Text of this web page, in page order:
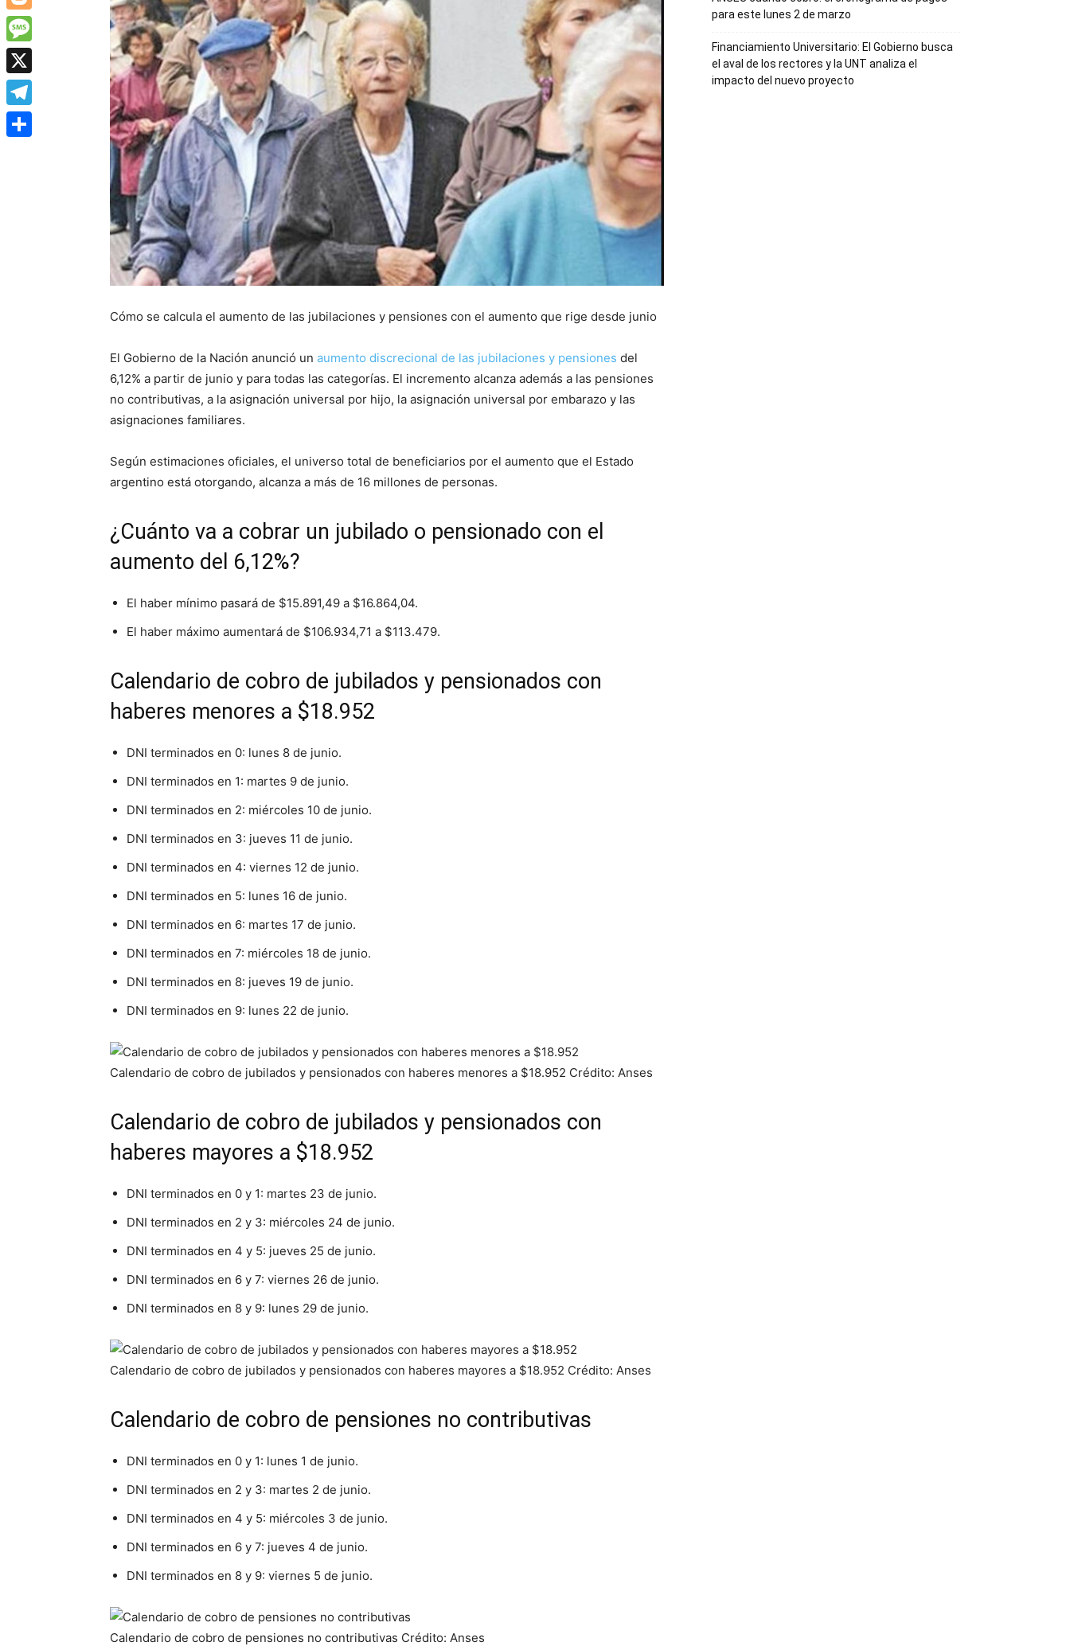
Cómo se calcula el aumento de las jubilaciones y pensiones con el aumento que rige desde junio
El Gobierno de la Nación anunció un aumento discrecional de las jubilaciones y pensiones del
6,12% a partir de junio y para todas las categorías. El incremento alcanza además a las pensiones
no contributivas, a la asignación universal por hijo, la asignación universal por embarazo y las
asignaciones familiares.
Según estimaciones oficiales, el universo total de beneficiarios por el aumento que el Estado
argentino está otorgando, alcanza a más de 16 millones de personas.
¿Cuánto va a cobrar un jubilado o pensionado con el
aumento del 6,12%?
El haber mínimo pasará de $15.891,49 a $16.864,04.
El haber máximo aumentará de $106.934,71 a $113.479.
Calendario de cobro de jubilados y pensionados con
haberes menores a $18.952
DNI terminados en 0: lunes 8 de junio.
DNI terminados en 1: martes 9 de junio.
DNI terminados en 2: miércoles 10 de junio.
DNI terminados en 3: jueves 11 de junio.
DNI terminados en 4: viernes 12 de junio.
DNI terminados en 5: lunes 16 de junio.
DNI terminados en 6: martes 17 de junio.
DNI terminados en 7: miércoles 18 de junio.
DNI terminados en 8: jueves 19 de junio.
DNI terminados en 9: lunes 22 de junio.
Calendario de cobro de jubilados y pensionados con haberes menores a $18.952 Crédito: Anses
Calendario de cobro de jubilados y pensionados con
haberes mayores a $18.952
DNI terminados en 0 y 1: martes 23 de junio.
DNI terminados en 2 y 3: miércoles 24 de junio.
DNI terminados en 4 y 5: jueves 25 de junio.
DNI terminados en 6 y 7: viernes 26 de junio.
DNI terminados en 8 y 9: lunes 29 de junio.
Calendario de cobro de jubilados y pensionados con haberes mayores a $18.952 Crédito: Anses
Calendario de cobro de pensiones no contributivas
DNI terminados en 0 y 1: lunes 1 de junio.
DNI terminados en 2 y 3: martes 2 de junio.
DNI terminados en 4 y 5: miércoles 3 de junio.
DNI terminados en 6 y 7: jueves 4 de junio.
DNI terminados en 8 y 9: viernes 5 de junio.
Calendario de cobro de pensiones no contributivas Crédito: Anses
para este lunes 2 de marzo
Financiamiento Universitario: El Gobierno busca
el aval de los rectores y la UNT analiza el
impacto del nuevo proyecto
Blogger
Message
X
Telegram